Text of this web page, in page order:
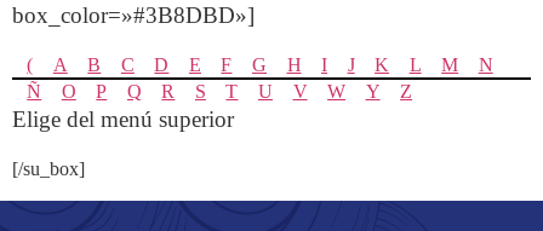
box_color=»#3B8DBD»]
( A B C D E F G H I J K L M
N
Ñ
O P Q R S T U V W Y Z
Elige del menú superior
[/su_box]